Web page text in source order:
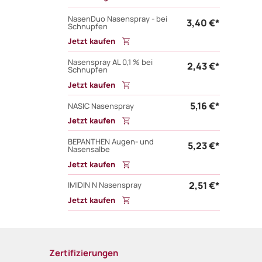
NasenDuo Nasenspray - bei
Schnupfen 3,40 €*
Jetzt kaufen
Nasenspray AL 0,1 % bei
Schnupfen 2,43 €*
Jetzt kaufen
NASIC Nasenspray
5,16 €*
Jetzt kaufen
BEPANTHEN Augen- und
Nasensalbe 5,23 €*
Jetzt kaufen
IMIDIN N Nasenspray
2,51 €*
Jetzt kaufen
Zertifizierungen